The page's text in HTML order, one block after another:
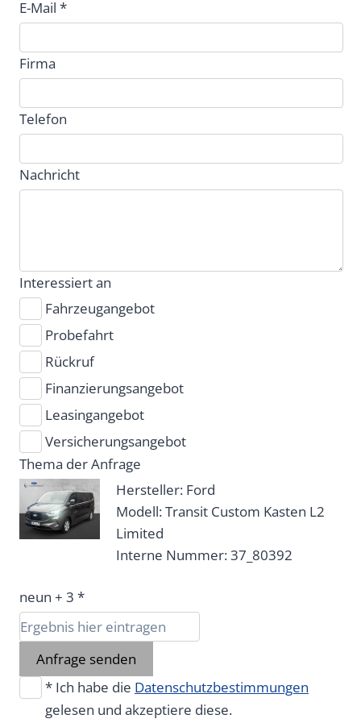
E-Mail *
Firma
Telefon
Nachricht
Interessiert an
Fahrzeugangebot
Probefahrt
Rückruf
Finanzierungsangebot
Leasingangebot
Versicherungsangebot
Thema der Anfrage
Hersteller: Ford
Modell: Transit Custom Kasten L2
Limited
Interne Nummer: 37_80392
neun + 3 *
Anfrage senden
* Ich habe die Datenschutzbestimmungen
gelesen und akzeptiere diese.